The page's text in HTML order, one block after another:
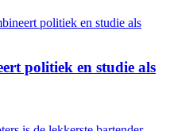
politiek en studie als